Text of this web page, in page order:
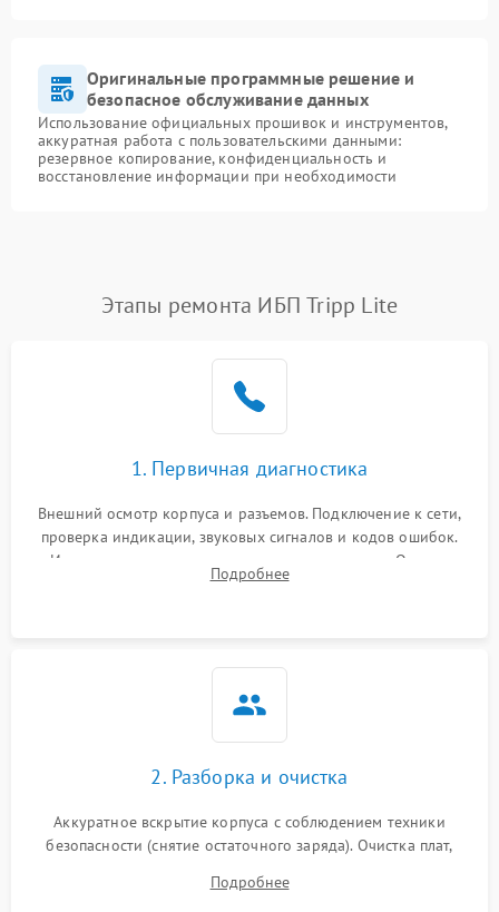
Оригинальные программные решение и
безопасное обслуживание данных
Использование официальных прошивок и инструментов,
аккуратная работа с пользовательскими данными:
резервное копирование, конфиденциальность и
восстановление информации при необходимости
Этапы ремонта ИБП Tripp Lite
1. Первичная диагностика
Внешний осмотр корпуса и разъемов. Подключение к сети,
проверка индикации, звуковых сигналов и кодов ошибок.
Измерение входного и выходного напряжения. Оценка
реакции ИБП на отключение основного питания без
Подробнее
2. Разборка и очистка
Аккуратное вскрытие корпуса с соблюдением техники
безопасности (снятие остаточного заряда). Очистка плат,
и кистей для предотвращения перегрева и замыканий.
Подробнее